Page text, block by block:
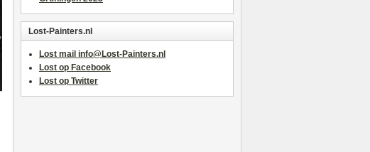
Lost-Painters.nl
Lost mail info@Lost-Painters.nl
Lost op Facebook
Lost op Twitter